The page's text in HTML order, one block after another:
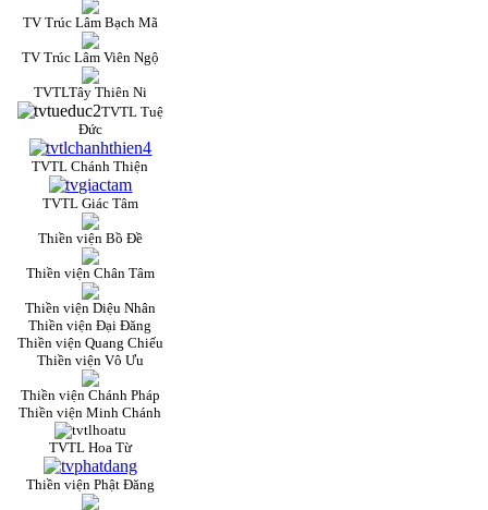
TV Trúc Lâm Bạch Mã
TV Trúc Lâm Viên Ngộ
TVTLTây Thiên Ni
TVTL Tuệ
Đức
TVTL Chánh Thiện
TVTL Giác Tâm
Thiền viện Bồ Đề
Thiền viện Chân Tâm
Thiền viện Diệu Nhân
Thiền viện Đại Đăng
Thiền viện Quang Chiếu
Thiền viện Vô Ưu
Thiền viện Chánh Pháp
Thiền viện Minh Chánh
TVTL Hoa Từ
Thiền viện Phật Đăng